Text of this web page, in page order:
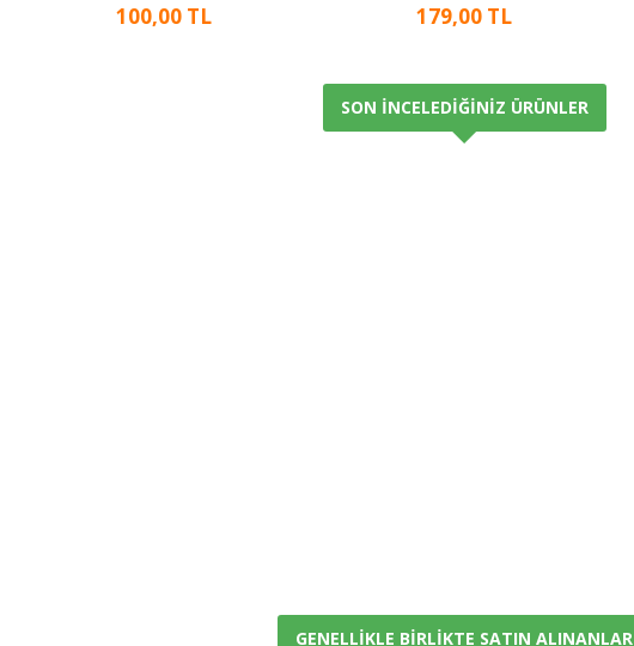
100,00 TL 179,00 TL
SON İNCELEDIĞINIZ ÜRÜNLER
GENELLIKLE BIRLIKTE SATIN ALINANLAR